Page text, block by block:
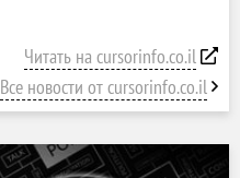
Читать на cursorinfo.co.il
Все новости от cursorinfo.co.il